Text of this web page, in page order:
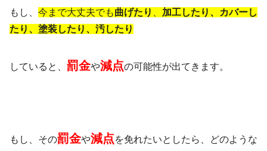
もし、 今まで大丈夫でも曲げたり
加工したり、カバーし
たり、塗装したり、汚したり
していると、 罰金や減点の可能性が出てきます。
もし、その罰金や減点を免れたいとしたら、どのような